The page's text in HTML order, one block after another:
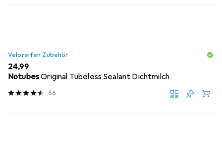
Veloreifen Zubehör
EUR
24,99
NotubesOriginal Tubeless Sealant Dichtmilch
56